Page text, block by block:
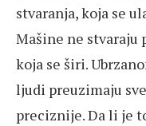
stvaranja, koja se
Mašine ne
koja se širi.
ljudi preuzimaju
preciznije. Da li je